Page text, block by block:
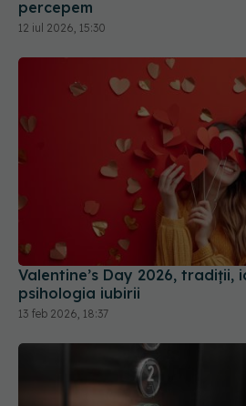
percepem
12 iul 2026, 15:30
Valentine’s Day 2026, tradiții,
psihologia iubirii
13 feb 2026, 18:37